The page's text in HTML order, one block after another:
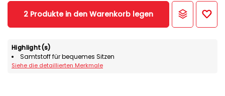
2 Produkte in den Warenkorb legen
Highlight(s)
Samtstoff für bequemes Sitzen
Siehe die detaillierten Merkmale